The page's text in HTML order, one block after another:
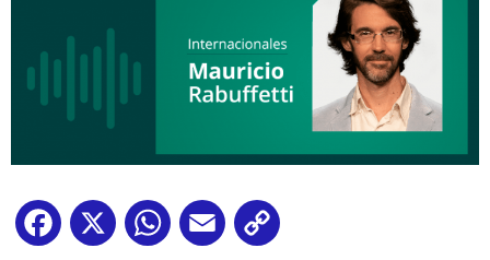
Facebook
X WhatsApp
Email